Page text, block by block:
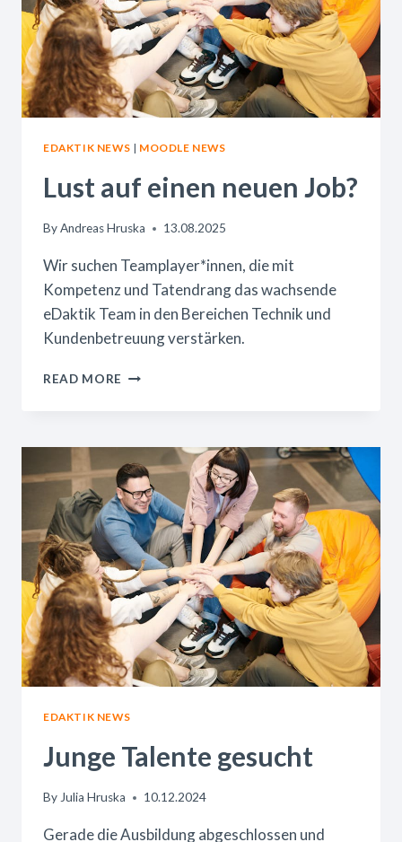
EDAKTIK NEWS | MOODLE NEWS
Lust auf einen neuen Job?
ByAndreas Hruska 13.08.2025
Wir suchen Teamplayer*innen, die mit
Kompetenz und Tatendrang das wachsende
eDaktik Team in den Bereichen Technik und
Kundenbetreuung verstärken.
READ MORE LUST
JOB?
EDAKTIK NEWS
Junge Talente gesucht
ByJulia Hruska 10.12.2024
Gerade die Ausbildung abgeschlossen und